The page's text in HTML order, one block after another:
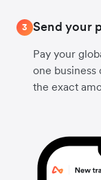
3 Send your
Pay your
one business
the exact